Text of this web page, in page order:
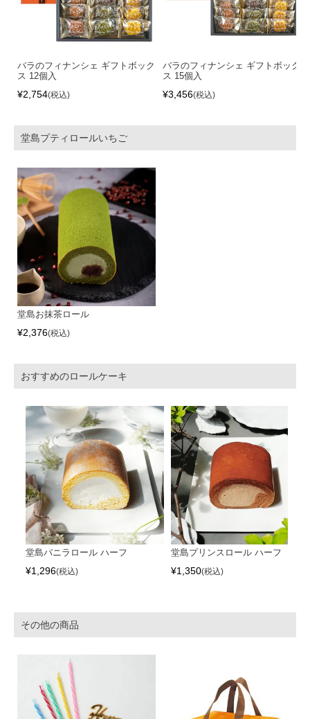
バラのフィナンシェ ギフトボック
ス 12個入
¥2,754 税込
バラのフィナンシェ ギフトボック
ス 15個入
¥3,456 税込
堂島プティロールいちご
堂島お抹茶ロール
¥2,376 税込
おすすめのロールケーキ
堂島バニラロール ハーフ
¥1,296 税込
堂島プリンスロール ハーフ
¥1,350 税込
その他の商品